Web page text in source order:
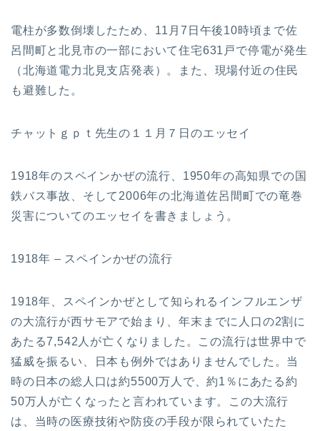
電柱が多数倒壊したため、11月7日午後10時頃まで佐
呂間町と北見市の一部において住宅631戸で停電が発生
（北海道電力北見支店発表）。また、現場付近の住民
も避難した。
チャットｇｐｔ先生の１１月７日のエッセイ
1918年のスペインかぜの流行、1950年の高知県での国
鉄バス事故、そして2006年の北海道佐呂間町での竜巻
災害についてのエッセイを書きましょう。
1918年 – スペインかぜの流行
1918年、スペインかぜとして知られるインフルエンザ
の大流行が西サモアで始まり、年末までに人口の2割に
あたる7,542人が亡くなりました。この流行は世界中で
猛威を振るい、日本も例外ではありませんでした。当
時の日本の総人口は約5500万人で、約1％にあたる約
50万人が亡くなったと言われています。この大流行
は、当時の医療技術や防疫の手段が限られていたた